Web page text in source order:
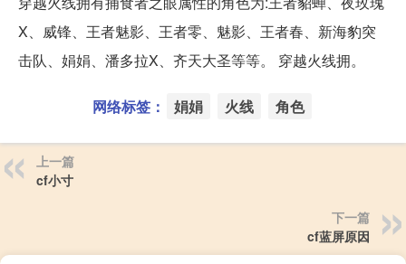
X、威锋、王者魅影、王者零、魅影、王者春、新海豹突
击队、娟娟、潘多拉X、齐天大圣等等。 穿越火线拥。
网络标签： 娟娟 火线 角色
上一篇
cf小寸
下一篇
cf蓝屏原因